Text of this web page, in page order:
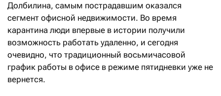
Долбилина, самым пострадавшим оказался
сегмент офисной недвижимости. Во время
карантина люди впервые в истории получили
возможность работать удаленно, и сегодня
очевидно, что традиционный восьмичасовой
график работы в офисе в режиме пяти­дневки уже не
вернется.